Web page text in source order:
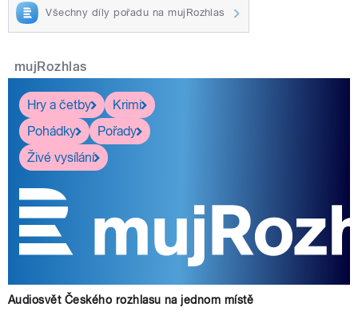
Všechny díly pořadu na mujRozhlas
mujRozhlas
Hry a četby
Krimi
Pohádky
Pořady
Živé vysílání
Audiosvět Českého rozhlasu na jednom místě